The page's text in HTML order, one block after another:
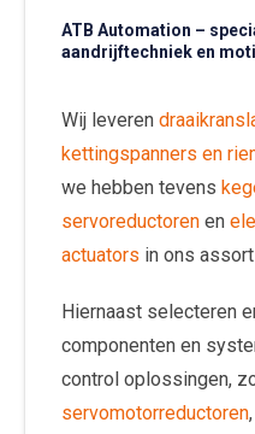
ATB Automation –
aandrijftechniek en
Wij leveren
kettingspanners en
we hebben tevens
servoreductoren en
actuators in ons
Hiernaast selecteren
componenten en
control oplossingen,
servomotorreductoren,